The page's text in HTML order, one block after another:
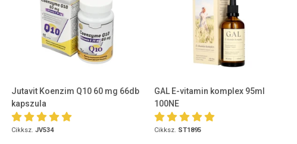
Jutavit Koenzim Q10 60 mg 66db
kapszula
Cikksz. JV534
GAL E-vitamin komplex 95ml
100NE
Cikksz. ST1895